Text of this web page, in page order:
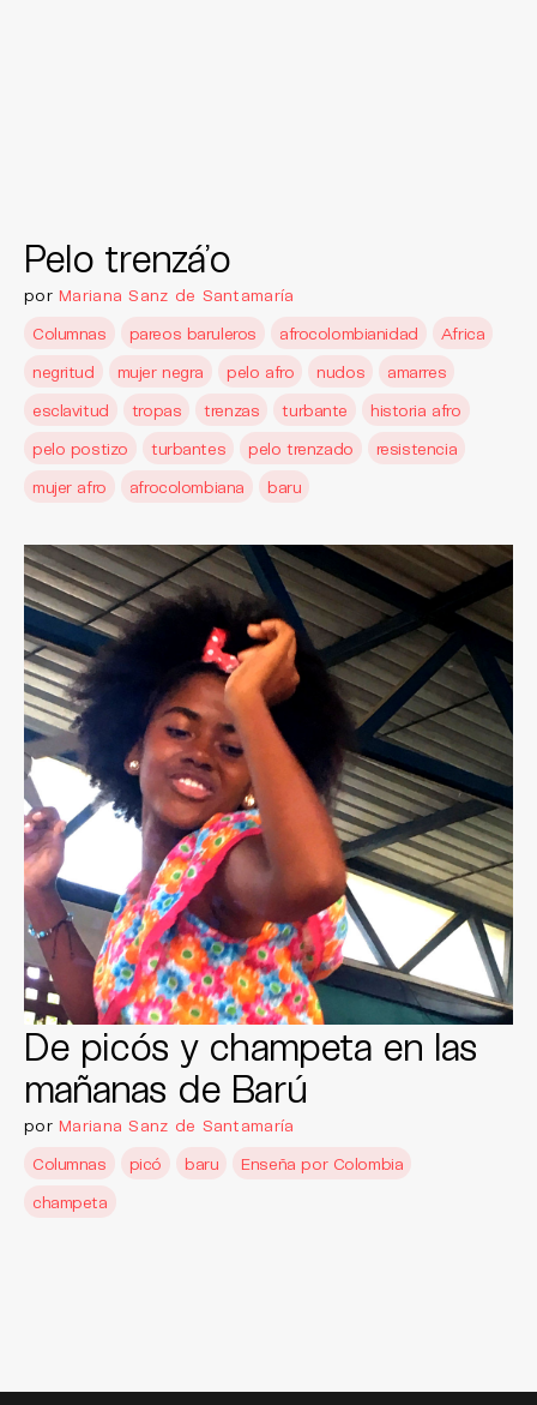
Pelo trenzá’o
por Mariana Sanz de Santamaría
Columnas
pareos baruleros afrocolombianidad
Africa
negritud
mujer negra pelo afro nudos
amarres
esclavitud
tropas trenzas turbante
historia afro
pelo postizo
turbantes pelo trenzado
resistencia
mujer afro
afrocolombiana baru
De picós y champeta en las
mañanas de Barú
por Mariana Sanz de Santamaría
Columnas
picó baru
Enseña por Colombia
champeta